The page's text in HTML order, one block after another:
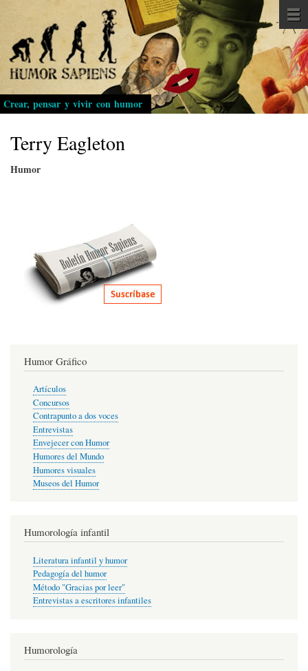
Pasar
al
contenido
principal
Crear, pensar y vivir con humor
Terry Eagleton
Humor
Humor Gráfico
Artículos
Concursos
Contrapunto a dos voces
Entrevistas
Envejecer con Humor
Humores del Mundo
Humores visuales
Museos del Humor
Humorología infantil
Literatura infantil y humor
Pedagogía del humor
Método "Gracias por leer"
Entrevistas a escritores infantiles
Humorología